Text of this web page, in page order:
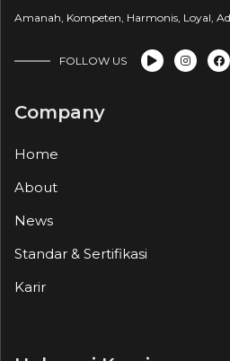
Amanah, Kompeten, Harmonis, Loyal,
FOLLOW US
Company
Home
About
News
Standar & Sertifikasi
Karir